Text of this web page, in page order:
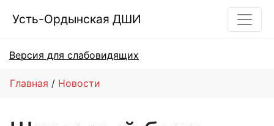
Усть-Ордынская ДШИ
Версия для слабовидящих
Главная Новости